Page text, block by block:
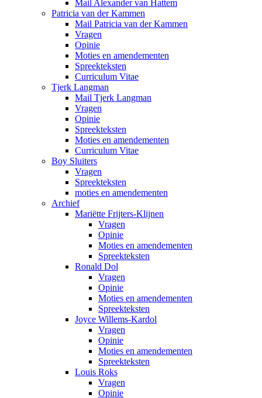
Mail Alexander van Hattem
Patricia van der Kammen
Mail Patricia van der Kammen
Vragen
Opinie
Moties en amendementen
Spreekteksten
Curriculum Vitae
Tjerk Langman
Mail Tjerk Langman
Vragen
Opinie
Spreekteksten
Moties en amendementen
Curriculum Vitae
Boy Sluiters
Vragen
Spreekteksten
moties en amendementen
Archief
Mariëtte Frijters-Klijnen
Vragen
Opinie
Moties en amendementen
Spreekteksten
Ronald Dol
Vragen
Opinie
Moties en amendementen
Spreekteksten
Joyce Willems-Kardol
Vragen
Opinie
Moties en amendementen
Spreekteksten
Louis Roks
Vragen
Opinie